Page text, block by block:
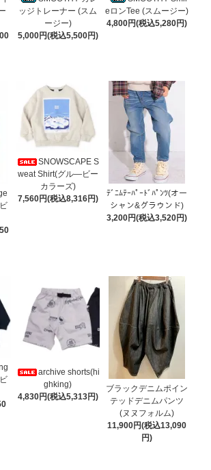
ッジトレーナー (スム
ージー)
5,000円(税込5,500円)
eロンTee (スムージー)
4,800円(税込5,280円)
SNOWSCAPE S
weat Shirt(グル―ビー
カラーズ)
7,560円(税込8,316円)
ﾃﾞﾆﾑﾃｰﾊﾟｰﾄﾞﾊﾟﾝﾂ(オー
シャン&グラウンド)
3,200円(税込3,520円)
archive shorts(hi
ghking)
4,830円(税込5,313円)
ブラックデニムポイン
テッドデニムパンツ
(ヌヌフォルム)
11,900円(税込13,090
円)